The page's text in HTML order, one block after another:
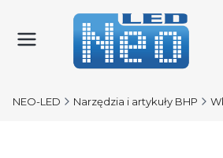
NEO-LED Narzędzia i artykuły BHP